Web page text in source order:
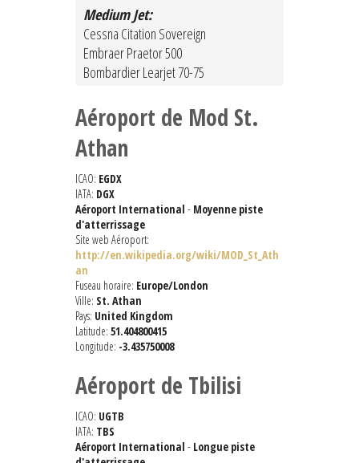
Medium Jet:
Cessna Citation Sovereign
Embraer Praetor 500
Bombardier Learjet 70-75
Aéroport de Mod St.
Athan
ICAO: EGDX
IATA: DGX
Aéroport International - Moyenne piste
d'atterrissage
Site web Aéroport:
http://en.wikipedia.org/wiki/MOD_St_Ath
an
Fuseau horaire: Europe/London
Ville: St. Athan
Pays: United Kingdom
Latitude: 51.404800415
Longitude: -3.435750008
Aéroport de Tbilisi
ICAO: UGTB
IATA: TBS
Aéroport International - Longue piste